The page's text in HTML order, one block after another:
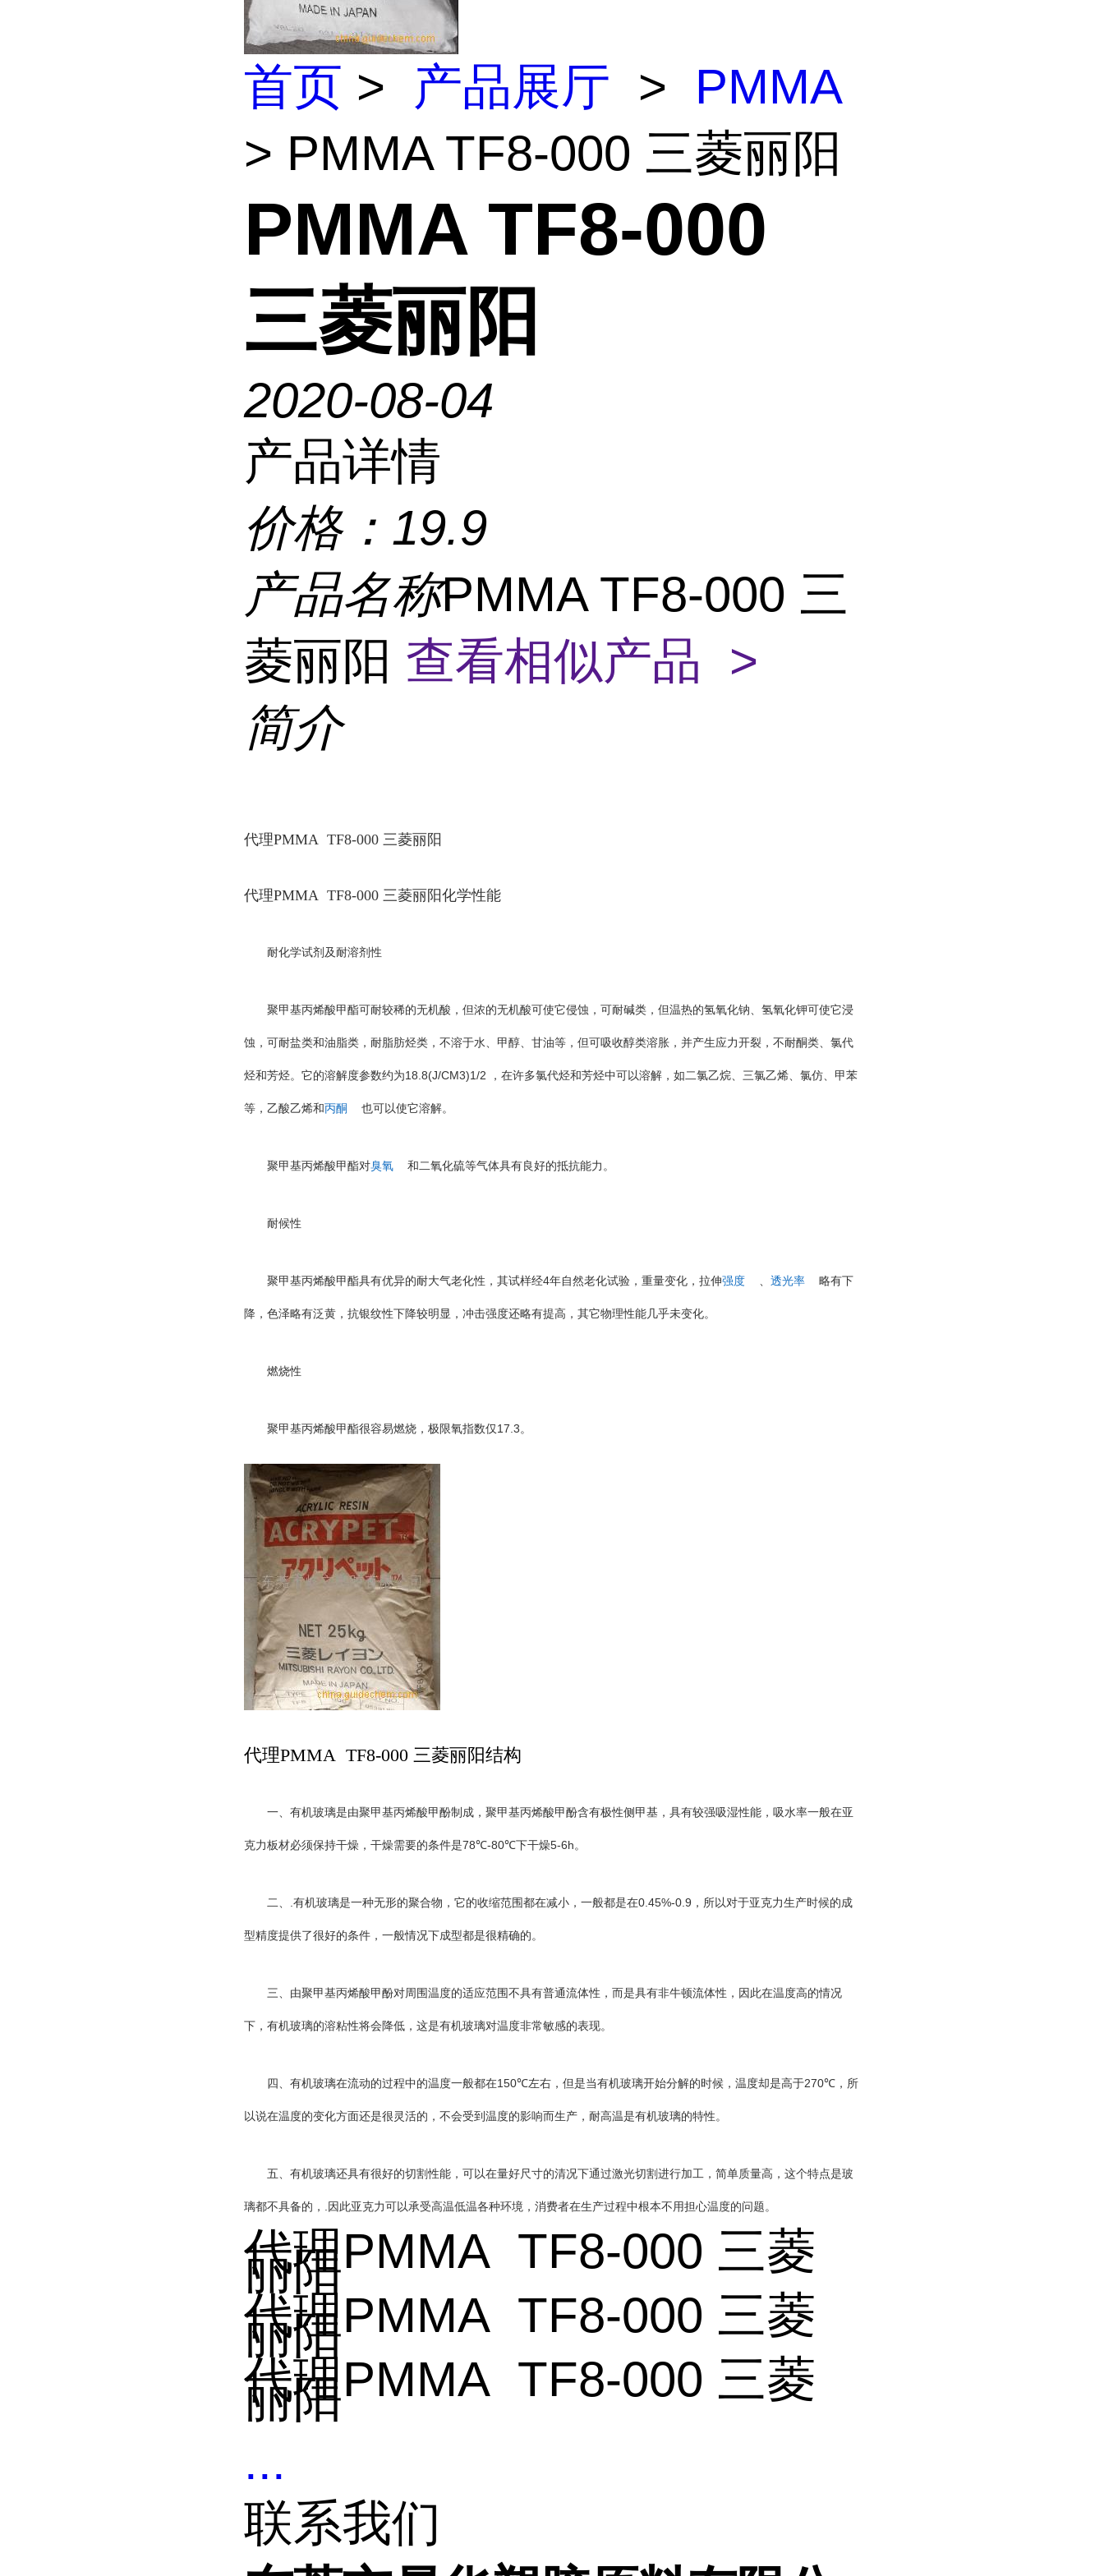
首页 > 产品展厅 >
PMMA
> PMMA TF8-000 三菱丽阳
PMMA TF8-000
三菱丽阳
2020-08-04
产品详情
价格： 19.9
产品名称PMMA TF8-000 三
菱丽阳 查看相似产品 >
简介
代理PMMA TF8-000 三菱丽阳
代理PMMA TF8-000 三菱丽阳化学性能
耐化学试剂及耐溶剂性
聚甲基丙烯酸甲酯可耐较稀的无机酸，但浓的无机酸可使它侵蚀，可耐碱类，但温热的氢氧化钠、氢氧化钾可使它浸
蚀，可耐盐类和油脂类，耐脂肪烃类，不溶于水、甲醇、甘油等，但可吸收醇类溶胀，并产生应力开裂，不耐酮类、氯代
烃和芳烃。它的溶解度参数约为18.8(J/CM3)1/2 ，在许多氯代烃和芳烃中可以溶解，如二氯乙烷、三氯乙烯、氯仿、甲苯
等，乙酸乙烯和丙酮 也可以使它溶解。
聚甲基丙烯酸甲酯对臭氧 和二氧化硫等气体具有良好的抵抗能力。
耐候性
聚甲基丙烯酸甲酯具有优异的耐大气老化性，其试样经4年自然老化试验，重量变化，拉伸强度 、 透光率 略有下
降，色泽略有泛黄，抗银纹性下降较明显，冲击强度还略有提高，其它物理性能几乎未变化。
燃烧性
聚甲基丙烯酸甲酯很容易燃烧，极限氧指数仅 17.3。
代理PMMA TF8-000 三菱丽阳结构
一、有机玻璃是由聚甲基丙烯酸甲酚制成，聚甲基丙烯酸甲酚含有极性侧甲基，具有较强吸湿性能，吸水率一般在亚
克力板材必须保持干燥，干燥需要的条件是78℃-80℃下干燥5-6h。
二、 有机玻璃是一种无形的聚合物，它的收缩范围都在减小，一般都是在0.45%-0.9 ，所以对于亚克力生产时候的成
型精度提供了很好的条件，一般情况下成型都是很精确的。
三、由聚甲基丙烯酸甲酚对周围温度的适应范围不具有普通流体性，而是具有非牛顿流体性，因此在温度高的情况
下，有机玻璃的溶粘性将会降低，这是有机玻璃对温度非常敏感的表现。
四、有机玻璃在流动的过程中的温度一般都在150℃左右，但是当有机玻璃开始分解的时候，温度却是高于270℃ ，所
以说在温度的变化方面还是很灵活的，不会受到温度的影响而生产，耐高温是有机玻璃的特性。
五、有机玻璃还具有很好的切割性能，可以在量好尺寸的清况下通过激光切割进行加工，简单质量高，这个特点是玻
璃都不具备的， 因此亚克力可以承受高温低温各种环境，消费者在生产过程中根本不用担心温度的问题。
代理PMMA TF8-000 三菱
丽阳
代理PMMA TF8-000 三菱
丽阳
代理PMMA TF8-000 三菱
丽阳
...
联系我们